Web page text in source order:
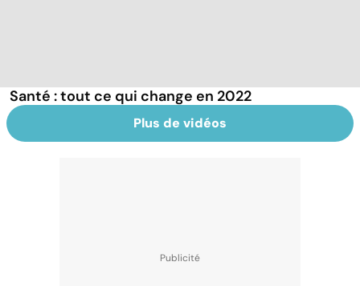
Santé : tout ce qui change en 2022
Plus de vidéos